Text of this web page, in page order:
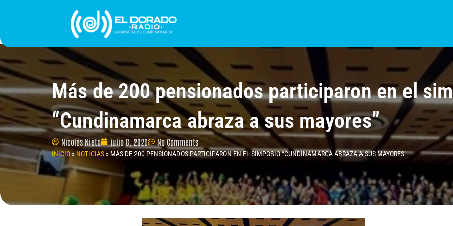
¿QUIÉNES SOMOS? COLOMBIA BOGOTÁ INTERNACIONAL PROVINCIAS
Más de 200 pensionados participaron en el
“Cundinamarca abraza a sus mayores”
Nicolás Nieto julio 8, 2026 No Comments
INICIO»NOTICIAS» MÁS DE 200 PENSIONADOS PARTICIPARON EN EL SIMPOSIO “CUNDINAMARCA ABRAZA A SUS MAYORES”